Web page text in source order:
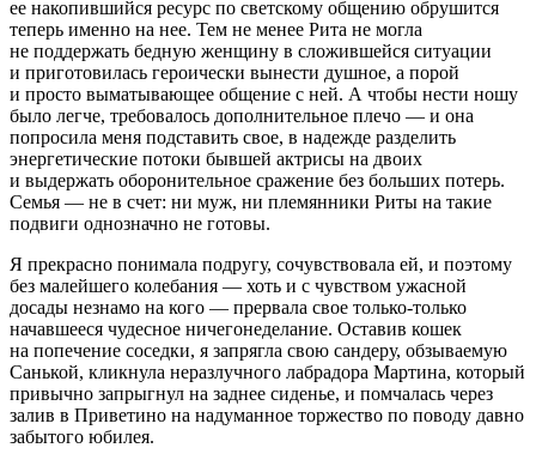
ее накопившийся ресурс по светскому общению обрушится
теперь именно на нее. Тем не менее Рита не могла
не поддержать бедную женщину в сложившейся ситуации
и приготовилась героически вынести душное, а порой
и просто выматывающее общение с ней. А чтобы нести ношу
было легче, требовалось дополнительное плечо — и она
попросила меня подставить свое, в надежде разделить
энергетические потоки бывшей актрисы на двоих
и выдержать оборонительное сражение без больших потерь.
Семья — не в счет: ни муж, ни племянники Риты на такие
подвиги однозначно не готовы.
Я прекрасно понимала подругу, сочувствовала ей, и поэтому
без малейшего колебания — хоть и с чувством ужасной
досады незнамо на кого — прервала свое только-только
начавшееся чудесное ничегонеделание. Оставив кошек
на попечение соседки, я запрягла свою сандеру, обзываемую
Санькой, кликнула неразлучного лабрадора Мартина, который
привычно запрыгнул на заднее сиденье, и помчалась через
залив в Приветино на надуманное торжество по поводу давно
забытого юбилея.